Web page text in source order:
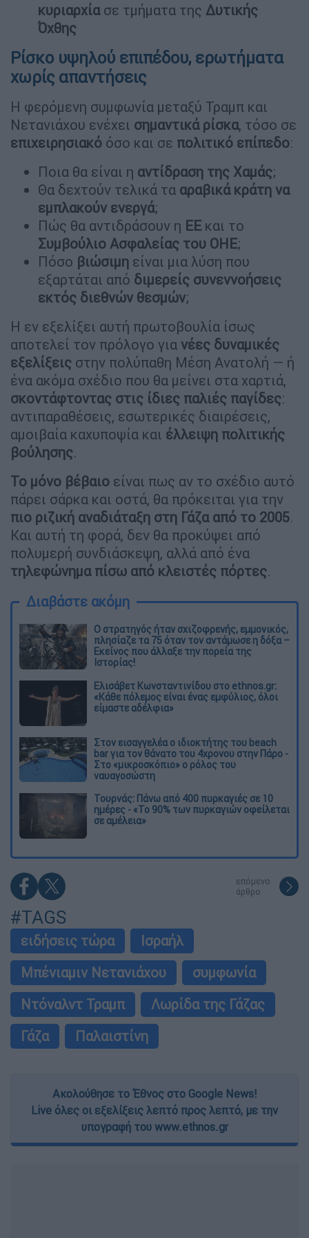
κυριαρχίασε τμήματα της Δυτικής
Όχθης
Ρίσκο υψηλού επιπέδου, ερωτήματα
χωρίς απαντήσεις
Η φερόμενη συμφωνία μεταξύ Τραμπ και
Νετανιάχου ενέχει σημαντικά ρίσκα, τόσο σε
επιχειρησιακό όσο και σε πολιτικό επίπεδο:
Ποια θα είναι η αντίδραση της Χαμάς;
Θα δεχτούν τελικά τα αραβικά κράτη να
εμπλακούν ενεργά;
Πώς θα αντιδράσουν η ΕΕ και το
Συμβούλιο Ασφαλείας του ΟΗΕ;
Πόσο βιώσιμη είναι μια λύση που
εξαρτάται από διμερείς συνεννοήσεις
εκτός διεθνών θεσμών;
Η εν εξελίξει αυτή πρωτοβουλία ίσως
αποτελεί τον πρόλογο για νέες δυναμικές
εξελίξεις στην πολύπαθη Μέση Ανατολή — ή
ένα ακόμα σχέδιο που θα μείνει στα χαρτιά,
σκοντάφτοντας στις ίδιες παλιές παγίδες:
αντιπαραθέσεις, εσωτερικές διαιρέσεις,
αμοιβαία καχυποψία και έλλειψη πολιτικής
βούλησης.
Το μόνο βέβαιο είναι πως αν το σχέδιο αυτό
πάρει σάρκα και οστά, θα πρόκειται για την
πιο ριζική αναδιάταξη στη Γάζα από το 2005.
Και αυτή τη φορά, δεν θα προκύψει από
πολυμερή συνδιάσκεψη, αλλά από ένα
τηλεφώνημα πίσω από κλειστές πόρτες.
Διαβάστε ακόμη
O στρατηγός ήταν σχιζοφρενής, εμμονικός,
πλησίαζε τα 75 όταν τον αντάμωσε η δόξα –
Εκείνος που άλλαξε την πορεία της
Ιστορίας!
Ελισάβετ Κωνσταντινίδου στο ethnos.gr:
«Κάθε πόλεμος είναι ένας εμφύλιος, όλοι
είμαστε αδέλφια»
Στον εισαγγελέα ο ιδιοκτήτης του beach
bar για τον θάνατο του 4χρονου στην Πάρο -
Στο «μικροσκόπιο» ο ρόλος του
ναυαγοσώστη
Τουρνάς: Πάνω από 400 πυρκαγιές σε 10
ημέρες - «Το 90% των πυρκαγιών οφείλεται
σε αμέλεια»
επόμενο
άρθρο
#TAGS
ειδήσεις τώρα
Ισραήλ
Μπένιαμιν Νετανιάχου
συμφωνία
Ντόναλντ Τραμπ
Λωρίδα της Γάζας
Γάζα
Παλαιστίνη
Ακολούθησε το Έθνος στο Google News!
Live όλες οι εξελίξεις λεπτό προς λεπτό, με την
υπογραφή του www.ethnos.gr